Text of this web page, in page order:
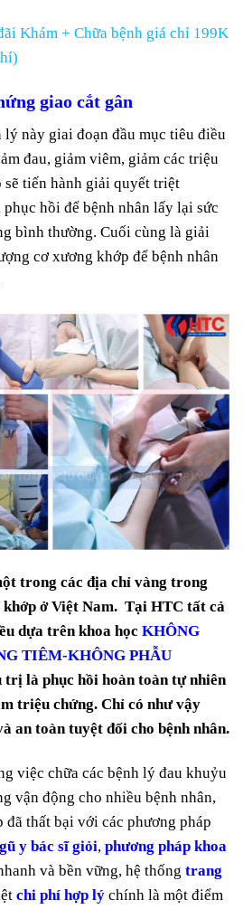
Khám + Chữa bệnh giá chỉ 199K
giao cắt gân
này giai đoạn đầu mục tiêu điều
đau, giảm viêm, giảm các triệu
sẽ tiến hành giải quyết triệt
hồi để bệnh nhân lấy lại sức
bình thường. Cuối cùng là giải
cơ xương khớp để bệnh nhân
trong các địa chỉ vàng trong
ở Việt Nam. Tại HTC tất cả
dựa trên khoa học KHÔNG
TIÊM-KHÔNG PHẪU
trị là phục hồi hoàn toàn tự nhiên
triệu chứng. Chỉ có như vậy
an toàn tuyệt đối cho bệnh nhân.
việc chữa các bệnh lý đau khuỷu
vận động cho nhiều bệnh nhân,
đã thất bại với các phương pháp
y bác sĩ giỏi, phương pháp khoa
và bền vững, hệ thống trang
chi phí hợp lý chính là một điểm